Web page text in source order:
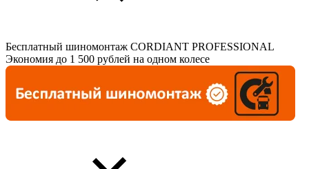
Бесплатный шиномонтаж CORDIANT PROFESSIONAL
Экономия до 1 500 рублей на одном колесе